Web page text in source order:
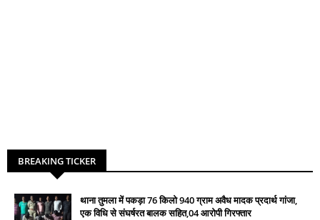
BREAKING TICKER
थाना तुमला में पकड़ा 76 किलो 940 ग्राम अवैध मादक प्रदार्थ गांजा,
एक विधि से संघर्षरत बालक सहित,04 आरोपी गिरफ्तार